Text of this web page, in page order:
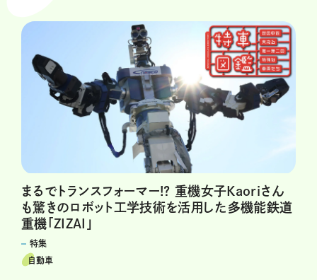
まるでトランスフォーマー!? 重機女子Kaoriさん
も驚きのロボット工学技術を活用した多機能鉄道
重機「ZIZAI」
特集
自動車